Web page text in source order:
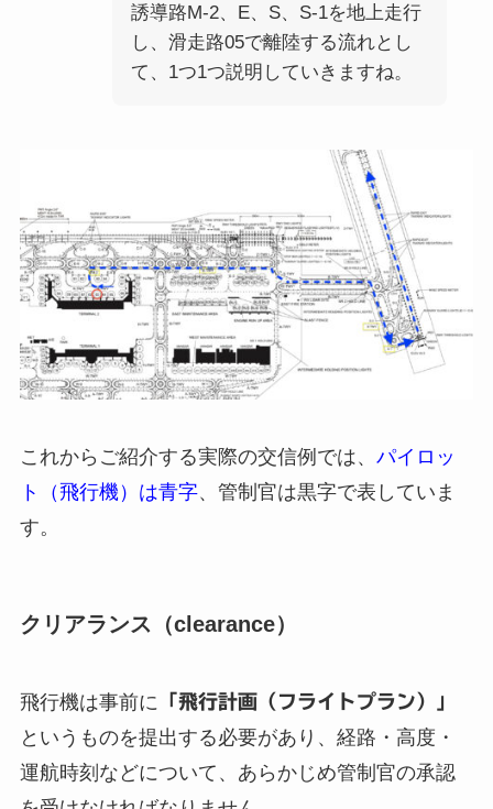
誘導路M-2、E、S、S-1を地上走行
し、滑走路05で離陸する流れとし
て、1つ1つ説明していきますね。
これからご紹介する実際の交信例では、 パイロッ
ト（飛行機）は青字、管制官は黒字で表していま
す。
クリアランス（clearance）
飛行機は事前に 「飛行計画（フライトプラン）」
というものを提出する必要があり、経路・高度・
運航時刻などについて、あらかじめ管制官の承認